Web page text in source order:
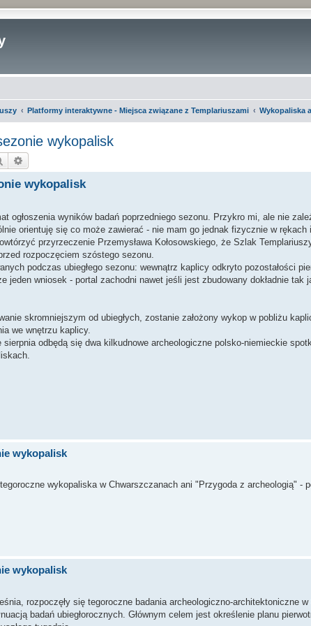
Platformy interaktywne - Miejsca związane z Templariuszami Wykopaliska
wykopalisk
Szukaj
wykopalisk
ogłoszenia wyników badań poprzedniego sezonu. Przykro mi, ale nie
orientuję się co może zawierać - nie mam go jednak fizycznie w rękach
przyrzeczenie Przemysława Kołosowskiego, że Szlak
rozpoczęciem szóstego sezonu.
podczas ubiegłego sezonu: wewnątrz kaplicy odkryto pozostałości
wniosek - portal zachodni nawet jeśli jest zbudowany dokładnie tak
skromniejszym od ubiegłych, zostanie założony wykop w pobliżu
we wnętrzu kaplicy.
odbędą się dwa kilkudnowe archeologiczne polsko-niemieckie
wykopalisk
wykopaliska w Chwarszczanach ani "Przygoda z archeologią" -
wykopalisk
rozpoczęły się tegoroczne badania archeologiczno-architektoniczne
badań ubiegłorocznych. Głównym celem jest określenie planu